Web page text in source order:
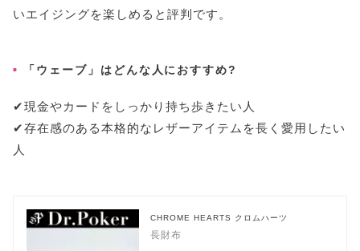
いエイジングを楽しめると評判です。
「ウェーブ」はどんな人におすすめ?
✔︎現金やカードをしっかり持ち歩きたい人
✔︎存在感のある本格的なレザーアイテムを長く愛用したい
人
CHROME HEARTS クロムハーツ
長財布